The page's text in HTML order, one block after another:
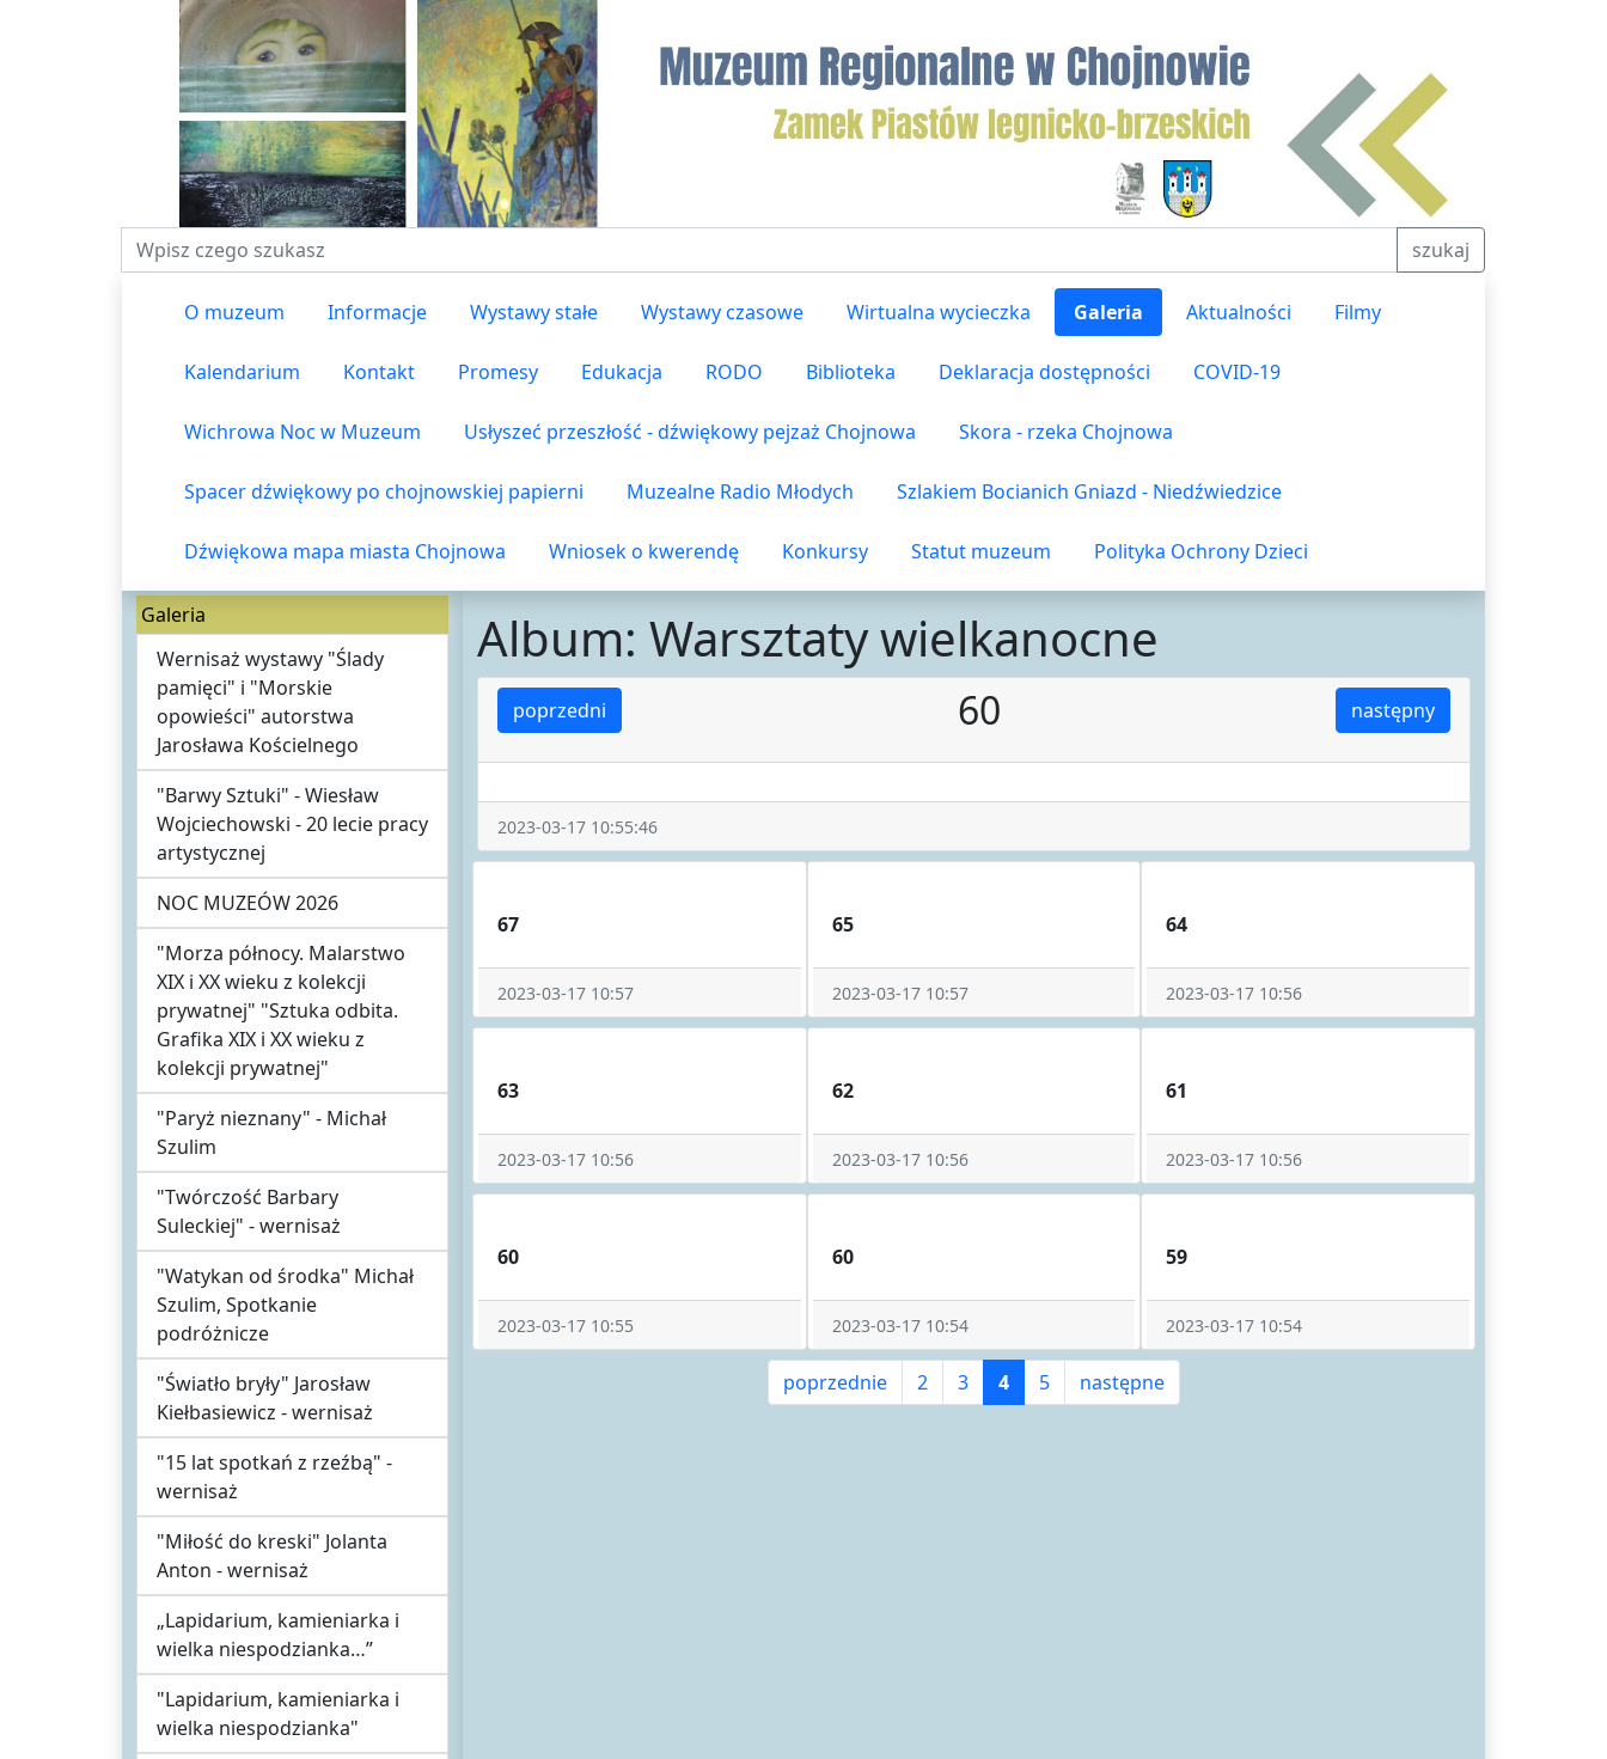
Fraza do wyszukiwania szukaj
O muzeum Informacje Wystawy stałe Wystawy czasowe Wirtualna wycieczka Galeria Aktualności Filmy
Kalendarium Kontakt Promesy Edukacja RODO Biblioteka Deklaracja dostępności COVID-19
Wichrowa Noc w Muzeum Usłyszeć przeszłość - dźwiękowy pejzaż Chojnowa Skora - rzeka Chojnowa
Spacer dźwiękowy po chojnowskiej papierni Muzealne Radio Młodych Szlakiem Bocianich Gniazd - Niedźwiedzice
Dźwiękowa mapa miasta Chojnowa Wniosek o kwerendę Konkursy Statut muzeum Polityka Ochrony Dzieci
Galeria
Wernisaż wystawy "Ślady
pamięci" i "Morskie
opowieści" autorstwa
Jarosława Kościelnego
"Barwy Sztuki" - Wiesław
Wojciechowski - 20 lecie pracy
artystycznej
NOC MUZEÓW 2026
"Morza północy. Malarstwo
XIX i XX wieku z kolekcji
prywatnej" "Sztuka odbita.
Grafika XIX i XX wieku z
kolekcji prywatnej"
"Paryż nieznany" - Michał
Szulim
"Twórczość Barbary
Suleckiej" - wernisaż
"Watykan od środka" Michał
Szulim, Spotkanie
podróżnicze
"Światło bryły" Jarosław
Kiełbasiewicz - wernisaż
"15 lat spotkań z rzeźbą" -
wernisaż
"Miłość do kreski" Jolanta
Anton - wernisaż
„Lapidarium, kamieniarka i
wielka niespodzianka…”
"Lapidarium, kamieniarka i
wielka niespodzianka"
Album: Warsztaty wielkanocne
poprzedni następny
60
2023-03-17 10:55:46
67
2023-03-17 10:57
65
2023-03-17 10:57
64
2023-03-17 10:56
63
2023-03-17 10:56
62
2023-03-17 10:56
61
2023-03-17 10:56
60
2023-03-17 10:55
60
2023-03-17 10:54
59
2023-03-17 10:54
poprzednie 2 3 4 5 następne